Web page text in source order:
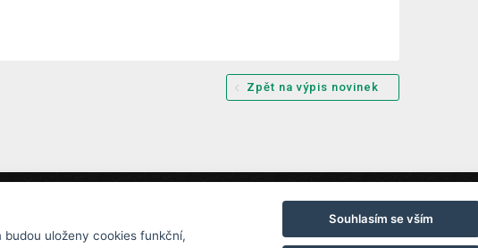
Zpět na výpis novinek
nad Desnou +420 724 363 234 Naši partneři
budou uloženy cookies funkční,
Souhlasím se vším